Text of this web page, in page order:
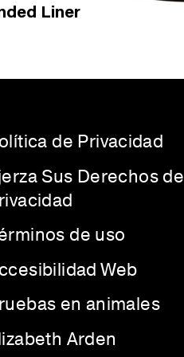
Liner
de Privacidad
Sus Derechos de
de uso
Web
en animales
Arden